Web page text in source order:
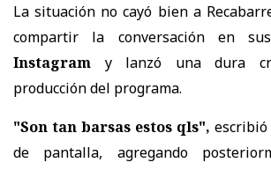
La situación no cayó bien a
compartir la conversación en
Instagram y lanzó una dura
producción del programa.
"Son tan barsas estos qls",
de pantalla, agregando